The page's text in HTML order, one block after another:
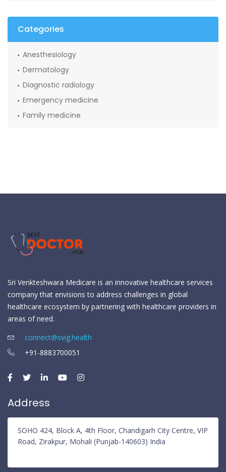
Categories
Anesthesiology
Dermatology
Diagnostic radiology
Emergency medicine
Family medicine
Sri Venkteshwara Medicare is an innovative healthcare services
company that envisions to address challenges in global
healthcare ecosystem by partnering with healthcare providers in
areas of need.
connect@svig.health
+91-8883700051
Address
SOHO 424, Block A, 4th Floor, Chandigarh City Centre, VIP
Road, Zirakpur, Mohali (Punjab-140603) India